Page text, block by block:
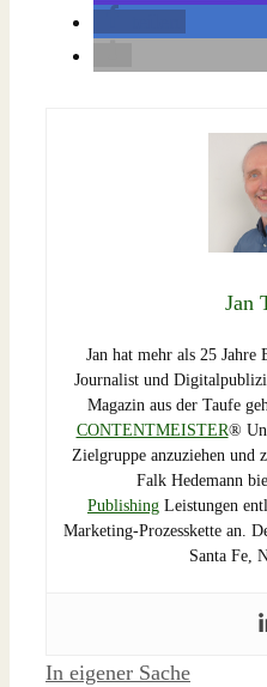
Jan
Jan hat mehr als 25
Journalist und
Magazin aus der Taufe
CONTENTMEISTER®
Zielgruppe anzuziehen und
Falk Hedemann
Publishing Leistungen
Marketing-Prozesskette an.
Santa Fe,
Schlagwörter
In eigener Sache